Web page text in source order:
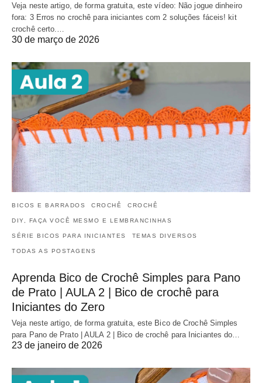
Veja neste artigo, de forma gratuita, este vídeo: Não jogue dinheiro
fora: 3 Erros no crochê para iniciantes com 2 soluções fáceis! kit
crochê certo.…
30 de março de 2026
BICOS E BARRADOS CROCHÊ CROCHÊ
DIY, FAÇA VOCÊ MESMO E LEMBRANCINHAS
SÉRIE BICOS PARA INICIANTES TEMAS DIVERSOS
TODAS AS POSTAGENS
Aprenda Bico de Crochê Simples para Pano
de Prato | AULA 2 | Bico de crochê para
Iniciantes do Zero
Veja neste artigo, de forma gratuita, este Bico de Crochê Simples
para Pano de Prato | AULA 2 | Bico de crochê para Iniciantes do…
23 de janeiro de 2026